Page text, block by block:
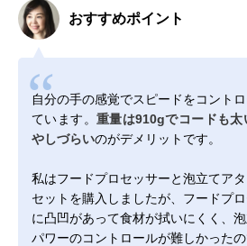
おすすめポイント
自分の手の感覚でスピードをコント
ています。 重量は910gでコードも
やしづらいのがデメリットです。
私はフードプロセッサーと泡立てア
セットを購入しましたが、フードプ
に凸凹があって食材が拭いにくく、
パワーのコントロールが難しかった